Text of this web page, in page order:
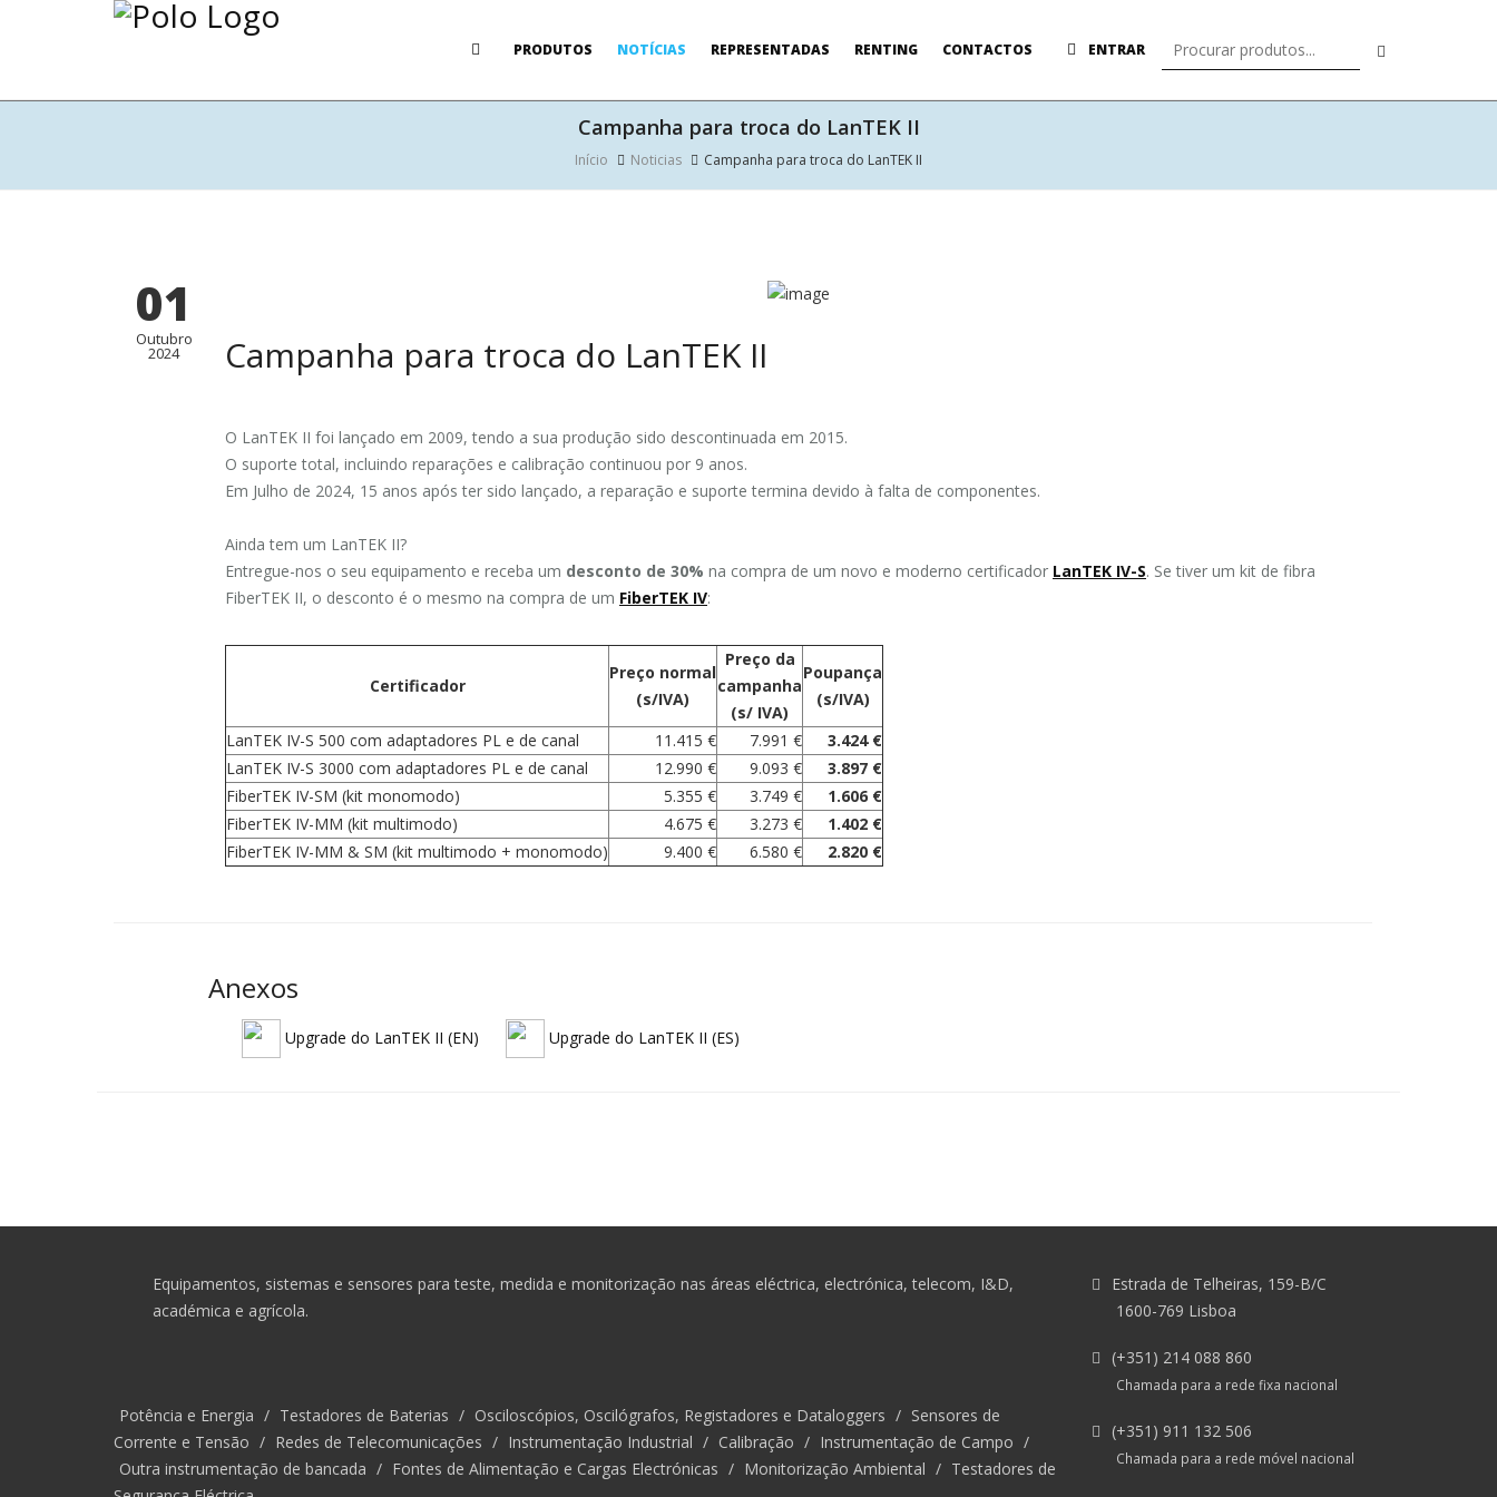
PRODUTOS NOTÍCIAS REPRESENTADAS RENTING CONTACTOS ENTRAR
Campanha para troca do LanTEK II
Início Noticias Campanha para troca do LanTEK II
Campanha para troca do LanTEK II
O LanTEK II foi lançado em 2009, tendo a sua produção sido descontinuada em 2015.
O suporte total, incluindo reparações e calibração continuou por 9 anos.
Em Julho de 2024, 15 anos após ter sido lançado, a reparação e suporte termina devido à falta de componentes.
Ainda tem um LanTEK II?
Entregue-nos o seu equipamento e receba um desconto de 30% na compra de um novo e moderno certificador LanTEK IV-S. Se tiver um kit de fibra
FiberTEK II, o desconto é o mesmo na compra de um FiberTEK IV:
Certificador
Preço normal
(s/IVA)
Preço da
campanha
(s/ IVA)
Poupança
(s/IVA)
LanTEK IV-S 500 com adaptadores PL e de canal
11.415 € 7.991 €
3.424 €
LanTEK IV-S 3000 com adaptadores PL e de canal
12.990 € 9.093 €
3.897 €
FiberTEK IV-SM (kit monomodo)
5.355 € 3.749 €
1.606 €
FiberTEK IV-MM (kit multimodo)
4.675 € 3.273 €
1.402 €
FiberTEK IV-MM & SM (kit multimodo + monomodo)
9.400 € 6.580 € 2.820 €
01
Outubro
2024
Anexos
Upgrade do LanTEK II (EN) Upgrade do LanTEK II (ES)
Equipamentos, sistemas e sensores para teste, medida e monitorização nas áreas eléctrica, electrónica, telecom, I&D,
académica e agrícola.
Potência e Energia / Testadores de Baterias / Osciloscópios, Oscilógrafos, Registadores e Dataloggers / Sensores de
Corrente e Tensão / Redes de Telecomunicações / Instrumentação Industrial / Calibração / Instrumentação de Campo /
Outra instrumentação de bancada / Fontes de Alimentação e Cargas Electrónicas / Monitorização Ambiental / Testadores de
Estrada de Telheiras, 159-B/C
1600-769 Lisboa
(+351) 214 088 860
Chamada para a rede fixa nacional
(+351) 911 132 506
Chamada para a rede móvel nacional